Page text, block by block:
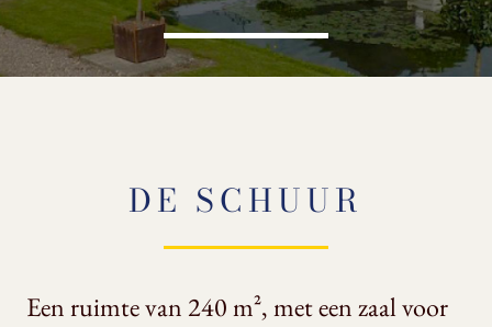
DE SCHUUR
Een ruimte van 240 m², met een zaal voor